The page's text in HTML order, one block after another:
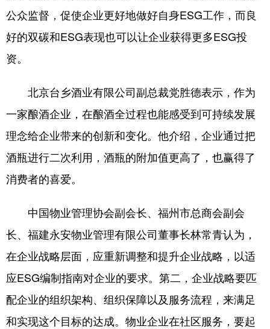
公众监督，促使企业更好地做好自身ESG工作，而良
好的双碳和ESG表现也可以让企业获得更多ESG投
资。
北京台乡酒业有限公司副总裁党胜德表示，作为
一家酿酒企业，在酿酒全过程也能感受到可持续发展
理念给企业带来的创新和变化。他介绍，企业通过把
酒瓶进行二次利用，酒瓶的附加值更高了，也赢得了
消费者的喜爱。
中国物业管理协会副会长、福州市总商会副会
长、福建永安物业管理有限公司董事长林常青认为，
在企业战略层面，应重新调整和提升企业战略，以适
应ESG编制指南对企业的要求。第二，企业战略要匹
配企业的组织架构、组织保障以及服务流程，来满足
和实现这个目标的达成。物业企业在社区服务，要起